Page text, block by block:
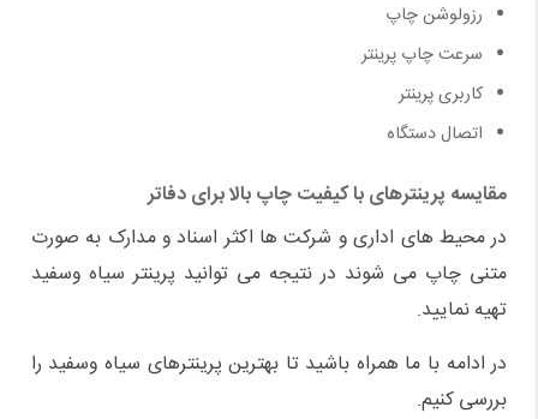
رزولوشن چاپ
سرعت چاپ پرینتر
کاربری پرینتر
اتصال دستگاه
مقایسه پرینترهای با کیفیت چاپ بالا برای دفاتر
در محیط های اداری و شرکت ها اکثر اسناد و مدارک به صورت
متنی چاپ می شوند در نتیجه می توانید پرینتر سیاه وسفید
تهیه نمایید.
در ادامه با ما همراه باشید تا بهترین پرینترهای سیاه وسفید را
بررسی کنیم.